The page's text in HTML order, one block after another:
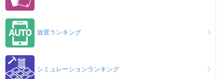
放置ランキング
シミュレーションランキング